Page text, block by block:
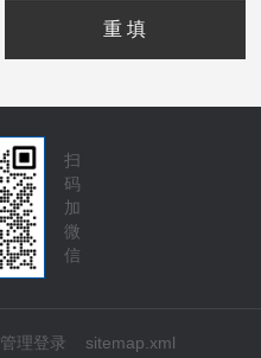
扫
码
加
微
信
管理登录 sitemap.xml